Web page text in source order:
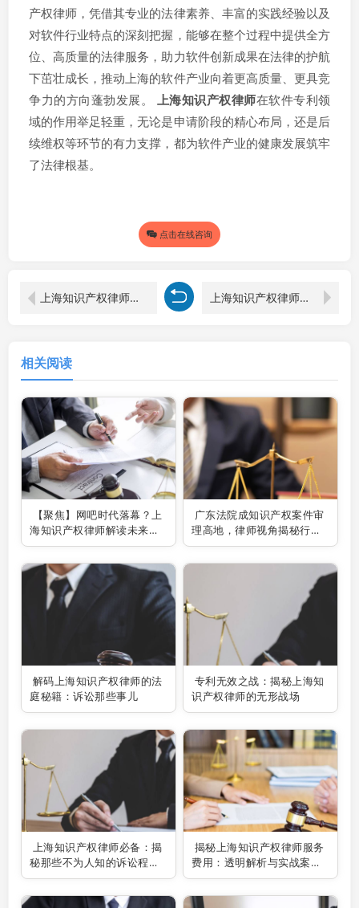
产权律师，凭借其专业的法律素养、丰富的实践经验以及
对软件行业特点的深刻把握，能够在整个过程中提供全方
位、高质量的法律服务，助力软件创新成果在法律的护航
下茁壮成长，推动上海的软件产业向着更高质量、更具竞
争力的方向蓬勃发展。 上海知识产权律师在软件专利领
域的作用举足轻重，无论是申请阶段的精心布局，还是后
续维权等环节的有力支撑，都为软件产业的健康发展筑牢
了法律根基。
点击在线咨询
上海知识产权律师视角：侵犯外观设计专利权的处罚剖析 上海知识产权律师视角：商标保护制度的多维解析与实践考量
相关阅读
【聚焦】网吧时代落幕？上
海知识产权律师解读未来网
咖新格局
广东法院成知识产权案件审
理高地，律师视角揭秘行业
新风向
解码上海知识产权律师的法
庭秘籍：诉讼那些事儿
专利无效之战：揭秘上海知
识产权律师的无形战场
上海知识产权律师必备：揭
秘那些不为人知的诉讼程序
秘密！
揭秘上海知识产权律师服务
费用：透明解析与实战案例
分享